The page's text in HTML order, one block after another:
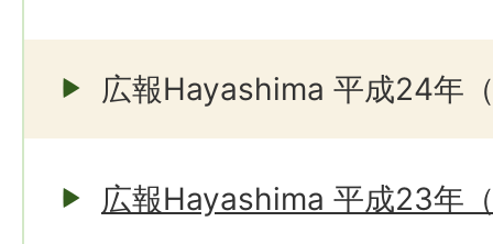
広報Hayashima 平成24年
広報Hayashima 平成23年